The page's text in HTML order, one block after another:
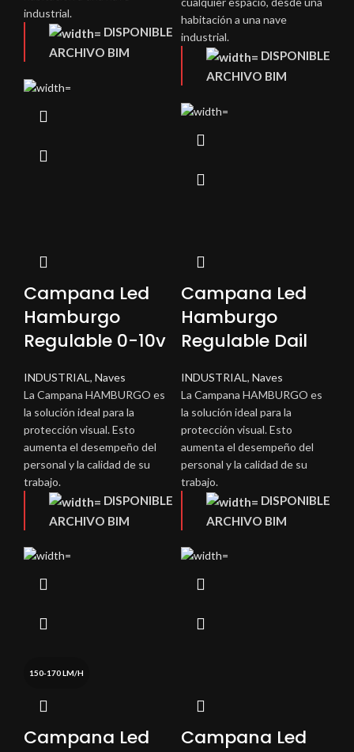
industrial.
DISPONIBLE
ARCHIVO BIM
habitación a una nave
industrial.
DISPONIBLE
ARCHIVO BIM
Campana Led
Hamburgo
Regulable 0-10v
INDUSTRIAL, Naves
La Campana HAMBURGO es
la solución ideal para la
protección visual. Esto
aumenta el desempeño del
personal y la calidad de su
trabajo.
DISPONIBLE
ARCHIVO BIM
Campana Led
Hamburgo
Regulable Dail
INDUSTRIAL, Naves
La Campana HAMBURGO es
la solución ideal para la
protección visual. Esto
aumenta el desempeño del
personal y la calidad de su
trabajo.
DISPONIBLE
ARCHIVO BIM
150-170 LM/H
Campana Led
Campana Led